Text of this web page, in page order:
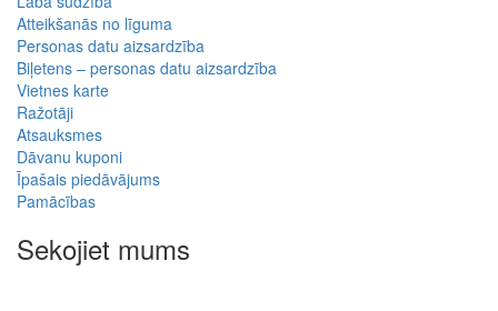
Atteikšanās no līguma
Personas datu aizsardzība
Biļetens – personas datu aizsardzība
Vietnes karte
Ražotāji
Atsauksmes
Dāvanu kuponi
Īpašais piedāvājums
Pamācības
Sekojiet mums